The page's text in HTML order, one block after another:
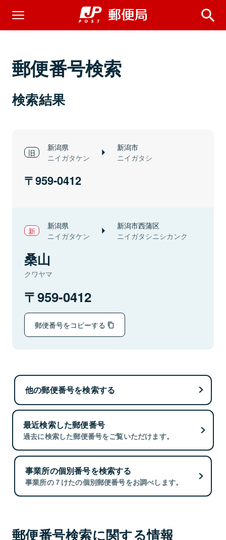
郵便番号検索
検索結果
新潟県
ニイガタケン
新潟市
ニイガタシ
959-0412
新潟県
ニイガタケン
新潟市西蒲区
ニイガタシニシカンク
桑山
クワヤマ
959-0412
郵便番号をコピーする
他の郵便番号を検索する
最近検索した郵便番号
過去に検索した郵便番号をご覧いただけます。
事業所の個別番号を検索する
事業所の７けたの個別郵便番号をお調べします。
郵便番号検索に関する情報